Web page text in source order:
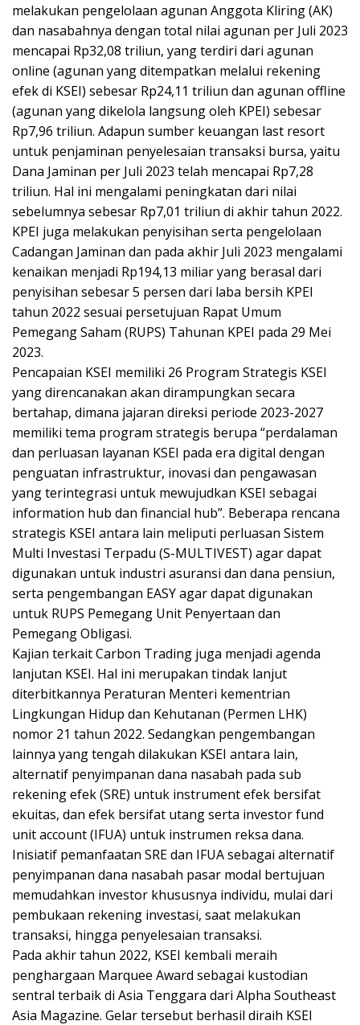
melakukan pengelolaan agunan Anggota Kliring (AK)
dan nasabahnya dengan total nilai agunan per Juli 2023
mencapai Rp32,08 triliun, yang terdiri dari agunan
online (agunan yang ditempatkan melalui rekening
efek di KSEI) sebesar Rp24,11 triliun dan agunan offline
(agunan yang dikelola langsung oleh KPEI) sebesar
Rp7,96 triliun. Adapun sumber keuangan last resort
untuk penjaminan penyelesaian transaksi bursa, yaitu
Dana Jaminan per Juli 2023 telah mencapai Rp7,28
triliun. Hal ini mengalami peningkatan dari nilai
sebelumnya sebesar Rp7,01 triliun di akhir tahun 2022.
KPEI juga melakukan penyisihan serta pengelolaan
Cadangan Jaminan dan pada akhir Juli 2023 mengalami
kenaikan menjadi Rp194,13 miliar yang berasal dari
penyisihan sebesar 5 persen dari laba bersih KPEI
tahun 2022 sesuai persetujuan Rapat Umum
Pemegang Saham (RUPS) Tahunan KPEI pada 29 Mei
2023.
Pencapaian KSEI memiliki 26 Program Strategis KSEI
yang direncanakan akan dirampungkan secara
bertahap, dimana jajaran direksi periode 2023-2027
memiliki tema program strategis berupa “perdalaman
dan perluasan layanan KSEI pada era digital dengan
penguatan infrastruktur, inovasi dan pengawasan
yang terintegrasi untuk mewujudkan KSEI sebagai
information hub dan financial hub”. Beberapa rencana
strategis KSEI antara lain meliputi perluasan Sistem
Multi Investasi Terpadu (S-MULTIVEST) agar dapat
digunakan untuk industri asuransi dan dana pensiun,
serta pengembangan EASY agar dapat digunakan
untuk RUPS Pemegang Unit Penyertaan dan
Pemegang Obligasi.
Kajian terkait Carbon Trading juga menjadi agenda
lanjutan KSEI. Hal ini merupakan tindak lanjut
diterbitkannya Peraturan Menteri kementrian
Lingkungan Hidup dan Kehutanan (Permen LHK)
nomor 21 tahun 2022. Sedangkan pengembangan
lainnya yang tengah dilakukan KSEI antara lain,
alternatif penyimpanan dana nasabah pada sub
rekening efek (SRE) untuk instrument efek bersifat
ekuitas, dan efek bersifat utang serta investor fund
unit account (IFUA) untuk instrumen reksa dana.
Inisiatif pemanfaatan SRE dan IFUA sebagai alternatif
penyimpanan dana nasabah pasar modal bertujuan
memudahkan investor khususnya individu, mulai dari
pembukaan rekening investasi, saat melakukan
transaksi, hingga penyelesaian transaksi.
Pada akhir tahun 2022, KSEI kembali meraih
penghargaan Marquee Award sebagai kustodian
sentral terbaik di Asia Tenggara dari Alpha Southeast
Asia Magazine. Gelar tersebut berhasil diraih KSEI